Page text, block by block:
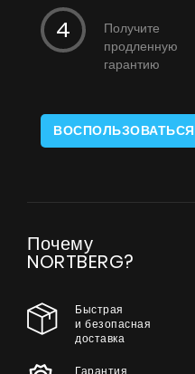
Получите
продленную
гарантию
ВОСПОЛЬЗОВАТЬСЯ
Почему
NORTBERG?
Быстрая
и безопасная
доставка